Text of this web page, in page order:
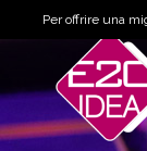
Per offrire una